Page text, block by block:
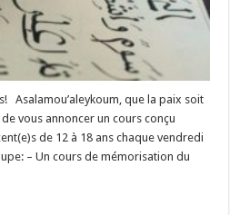
Asalamou’aleykoum, que la paix soit
vous annoncer un cours conçu
de 12 à 18 ans chaque vendredi
– Un cours de mémorisation du